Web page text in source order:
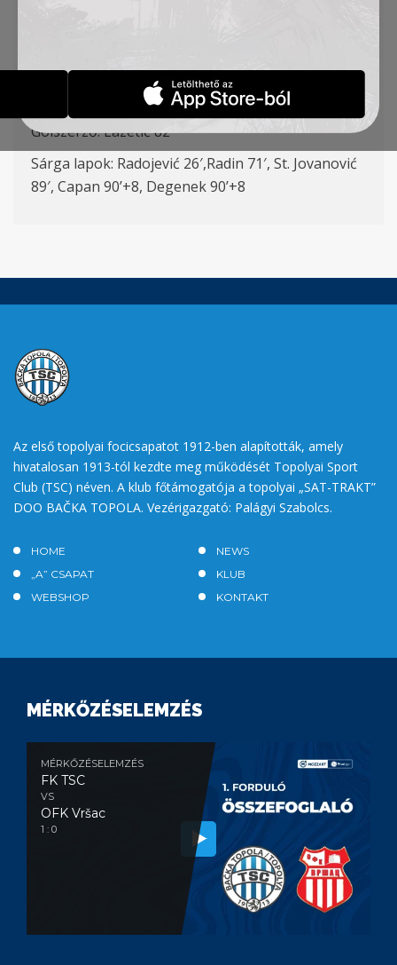
Degenek, Radojević – Radin, Stanić, Banjac (Vulić
76’), Prestige (Jovičić 90’+6) – Lazetić ( Pejić 90’+2)
Gólszerző: Lazetić 82′
Sárga lapok: Radojević 26′,Radin 71′, St. Jovanović
89′, Capan 90’+8, Degenek 90’+8
Az első topolyai focicsapatot 1912-ben alapították, amely
hivatalosan 1913-tól kezdte meg működését Topolyai Sport
Club (TSC) néven. A klub főtámogatója a topolyai „SAT-TRAKT”
DOO BAČKA TOPOLA. Vezérigazgató: Palágyi Szabolcs.
HOME
NEWS
„A” CSAPAT
KLUB
WEBSHOP
KONTAKT
MÉRKŐZÉSELEMZÉS
MÉRKŐZÉSELEMZÉS
FK TSC
VS
OFK Vršac
1 : 0